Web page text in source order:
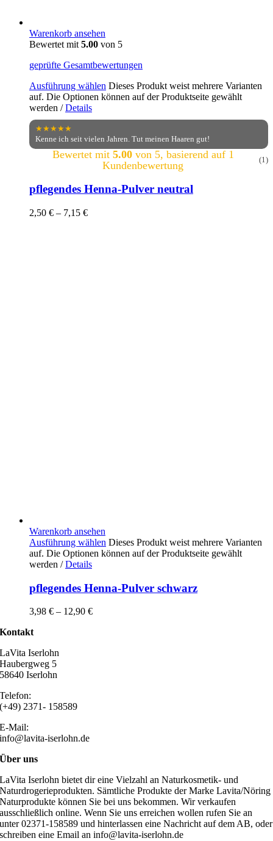
Warenkorb ansehen
Bewertet mit5.00 von 5
geprüfte Gesamtbewertungen
Ausführung wählen Dieses Produkt weist mehrere Varianten
auf. Die Optionen können auf der Produktseite gewählt
werden / Details
★★★★★
Kenne ich seit vielen Jahren. Tut meinen Haaren gut!
Bewertet mit 5.00von 5, basierend auf 1
Kundenbewertung
(1)
pflegendes Henna-Pulver neutral
2,50 € – 7,15 €
Warenkorb ansehen
Ausführung wählen Dieses Produkt weist mehrere Varianten
auf. Die Optionen können auf der Produktseite gewählt
werden / Details
pflegendes Henna-Pulver schwarz
3,98 € – 12,90 €
Kontakt
LaVita Iserlohn
Haubergweg 5
58640 Iserlohn
Telefon:
(+49) 2371- 158589
E-Mail:
info@lavita-iserlohn.de
Über uns
LaVita Iserlohn bietet dir eine Vielzahl an Naturkosmetik- und
Naturdrogerieprodukten. Sämtliche Produkte der Marke Lavita/Nöring
Naturprodukte können Sie bei uns bekommen. Wir verkaufen
ausschließlich online. Wenn Sie uns erreichen wollen rufen Sie an
unter 02371-158589 und hinterlassen eine Nachricht auf dem AB, oder
schreiben eine Email an info@lavita-iserlohn.de